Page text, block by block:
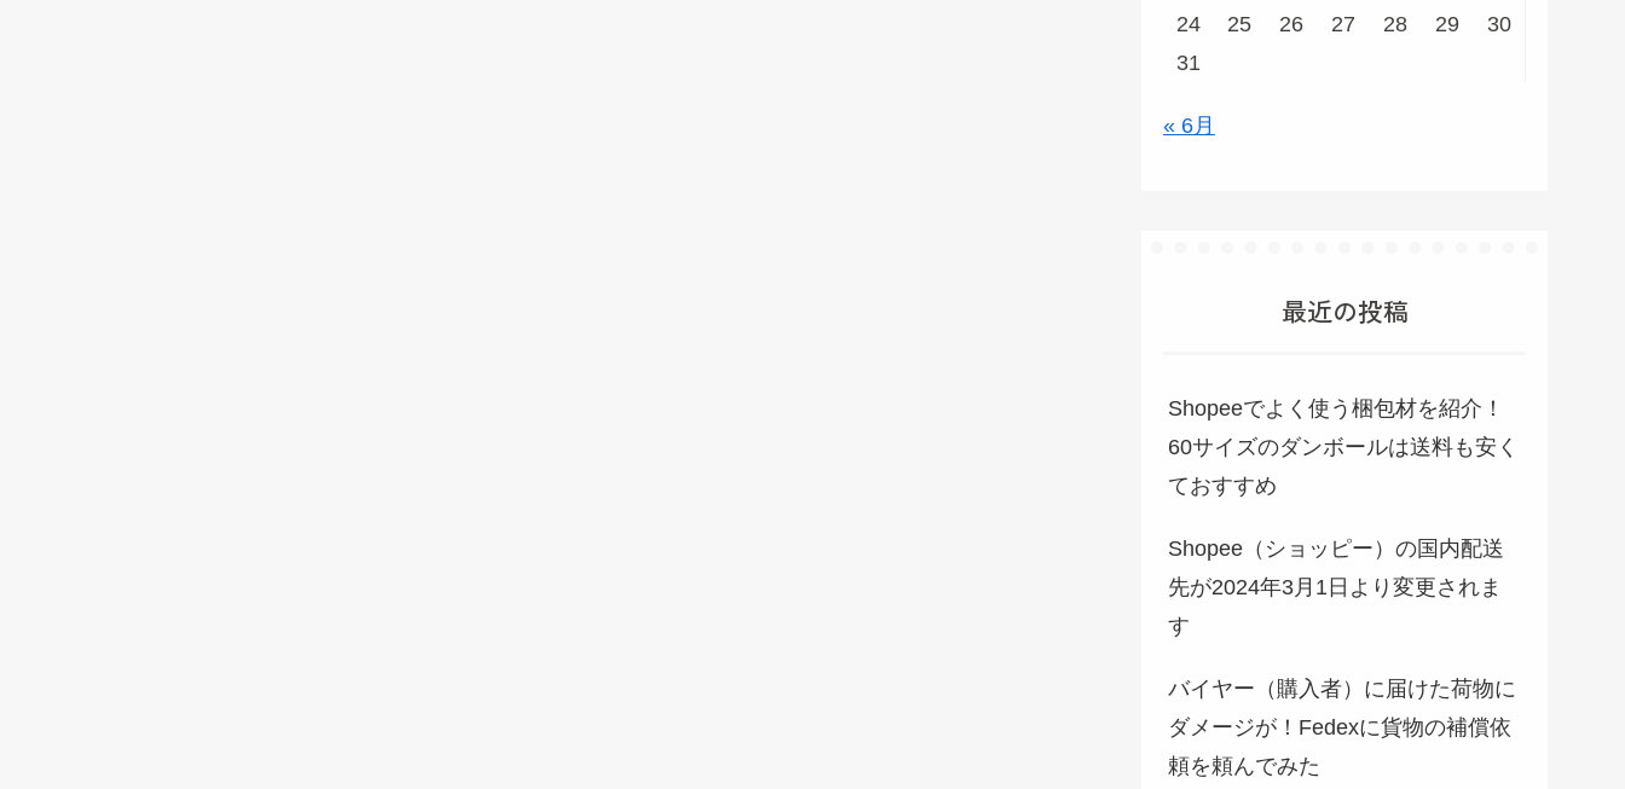
24
25 26 27 28 29
30
31
« 6月
最近の投稿
Shopeeでよく使う梱包材を紹介！
60サイズのダンボールは送料も安く
ておすすめ
Shopee（ショッピー）の国内配送
先が2024年3月1日より変更されま
す
バイヤー（購入者）に届けた荷物に
ダメージが！Fedexに貨物の補償依
頼を頼んでみた